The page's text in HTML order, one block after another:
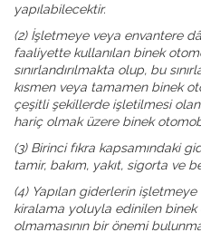
yapılabilecektir.
(2) İşletmeye veya envantere
faaliyette kullanılan binek
sınırlandırılmakta olup, bu
kısmen veya tamamen binek
çeşitli şekillerde işletilmesi
hariç olmak üzere binek
(3) Birinci fıkra kapsamındaki
tamir, bakım, yakıt, sigorta ve
(4) Yapılan giderlerin
kiralama yoluyla edinilen
olmamasının bir önemi